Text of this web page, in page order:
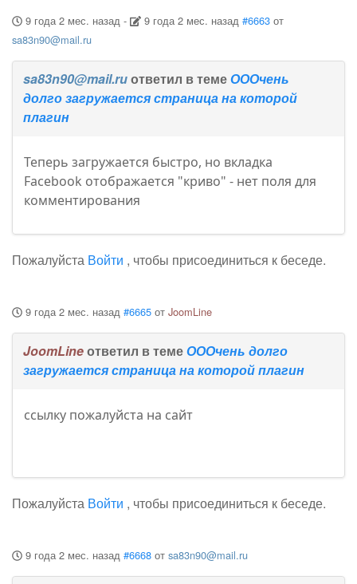
9 года 2 мес. назад- 9 года 2 мес. назад #6663 от
sa83n90@mail.ru
sa83n90@mail.ruответил в темеОООчень
долго загружается страница на которой
плагин
Теперь загружается быстро, но вкладка
Facebook отображается "криво" - нет поля для
комментирования
Пожалуйста Войти , чтобы присоединиться к беседе.
9 года 2 мес. назад #6665 от JoomLine
JoomLineответил в темеОООчень долго
загружается страница на которой плагин
ссылку пожалуйста на сайт
Пожалуйста Войти , чтобы присоединиться к беседе.
9 года 2 мес. назад #6668 от sa83n90@mail.ru